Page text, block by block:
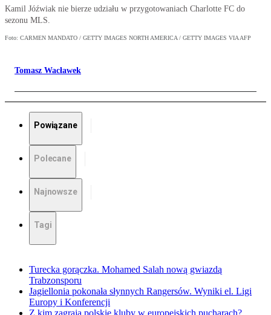
Kamil Jóźwiak nie bierze udziału w przygotowaniach Charlotte FC do
sezonu MLS.
Foto: CARMEN MANDATO / GETTY IMAGES NORTH AMERICA / GETTY IMAGES VIA AFP
Tomasz Wacławek
Powiązane
Polecane
Najnowsze
Tagi
Turecka gorączka. Mohamed Salah nową gwiazdą
Trabzonsporu
Jagiellonia pokonała słynnych Rangersów. Wyniki el. Ligi
Europy i Konferencji
Z kim zagrają polskie kluby w europejskich pucharach?